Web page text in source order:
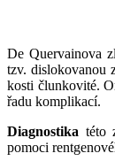
De Quervainova
tzv. dislokovanou
kosti člunkovité.
řadu komplikací.
Diagnostika této
pomoci